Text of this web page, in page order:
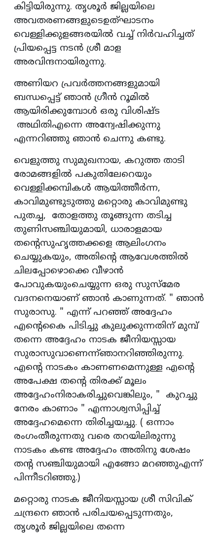
കിട്ടിയിരുന്നു. തൃശൂർ ജില്ലയിലെ
അവതരണങ്ങളുടെഉത്‌ഘാടനം
വെള്ളിക്കുളങ്ങരയിൽ വച്ച് നിർവഹിച്ചത്
പ്രിയപ്പെട്ട നടൻ ശ്രീ മാള
അരവിന്ദനായിരുന്നു.
അണിയറ പ്രവർത്തനങ്ങളുമായി
ബന്ധപ്പെട്ട് ഞാൻ ഗ്രീൻ റൂമിൽ
ആയിരിക്കുമ്പോൾ ഒരു വിശിഷ്ട
അഥിതിഎന്നെ അന്വേഷിക്കുന്നു
എന്നറിഞ്ഞു ഞാൻ ചെന്നു കണ്ടു.
വെളുത്തു സുമുഖനായ, കറുത്ത താടി
രോമങ്ങളിൽ പകുതിലേറെയും
വെള്ളിക്കമ്പികൾ ആയിത്തീർന്ന,
കാവിമുണ്ടുടുത്തു മറ്റൊരു കാവിമുണ്ടു
പുതച്ച, തോളത്തു തൂങ്ങുന്ന തടിച്ച
തുണിസഞ്ചിയുമായി, ധാരാളമായ
തന്റെസുഹൃത്തക്കളെ ആലിംഗനം
ചെയ്യുകയും, അതിന്റെ ആവേശത്തിൽ
ചിലപ്പോഴൊക്കെ വീഴാൻ
പോവുകയുംചെയ്യുന്ന ഒരു സുസ്‌മേര
വദനനെയാണ് ഞാൻ കാണുന്നത്. " ഞാൻ
സുരാസു. " എന്ന് പറഞ്ഞ്‌ അദ്ദേഹം
എന്റെകൈ പിടിച്ചു കുലുക്കുന്നതിന് മുമ്പ്
തന്നെ അദ്ദേഹം നാടക ജീനിയസ്സായ
സുരാസുവാണെന്ന്‌ഞാനറിഞ്ഞിരുന്നു.
എന്റെ നാടകം കാണണമെന്നുള്ള എന്റെ
അപേക്ഷ തന്റെ തിരക്ക് മൂലം
അദ്ദേഹംനിരാകരിച്ചുവെങ്കിലും, " കുറച്ചു
നേരം കാണാം " എന്നാശ്വസിപ്പിച്ച്‌
അദ്ദേഹമെന്നെ തിരിച്ചയച്ചു. ( ഒന്നാം
രംഗംതീരുന്നതു വരെ തറയിലിരുന്നു
നാടകം കണ്ട അദ്ദേഹം അതിനു ശേഷം
തന്റ സഞ്ചിയുമായി എങ്ങോ മറഞ്ഞുഎന്ന്
പിന്നീടറിഞ്ഞു.)
മറ്റൊരു നാടക ജീനിയസ്സായ ശ്രീ സിവിക്
ചന്ദ്രനെ ഞാൻ പരിചയപ്പെടുന്നതും,
തൃശൂർ ജില്ലയിലെ തന്നെ